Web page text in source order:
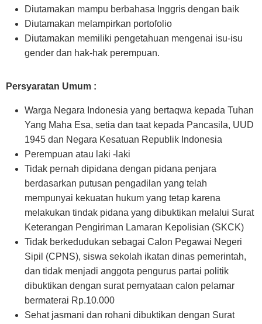
Diutamakan mampu berbahasa Inggris dengan baik
Diutamakan melampirkan portofolio
Diutamakan memiliki pengetahuan mengenai isu-isu
gender dan hak-hak perempuan.
Persyaratan Umum :
Warga Negara Indonesia yang bertaqwa kepada Tuhan
Yang Maha Esa, setia dan taat kepada Pancasila, UUD
1945 dan Negara Kesatuan Republik Indonesia
Perempuan atau laki -laki
Tidak pernah dipidana dengan pidana penjara
berdasarkan putusan pengadilan yang telah
mempunyai kekuatan hukum yang tetap karena
melakukan tindak pidana yang dibuktikan melalui Surat
Keterangan Pengiriman Lamaran Kepolisian (SKCK)
Tidak berkedudukan sebagai Calon Pegawai Negeri
Sipil (CPNS), siswa sekolah ikatan dinas pemerintah,
dan tidak menjadi anggota pengurus partai politik
dibuktikan dengan surat pernyataan calon pelamar
bermaterai Rp.10.000
Sehat jasmani dan rohani dibuktikan dengan Surat